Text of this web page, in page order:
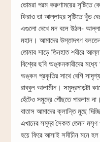
তোমরা পরম করুণাময়ের সৃষ্টিতে
ফিরাও তা আল্লাহর সৃষ্টিতে খুঁত
এগুলো দেখে মন বলে উঠল-
মহান। আমাদের উস্তাদগণ
তোমার সাড়ে তিনহাত শরীরে
বিশ্বের ছবি অঙ্কনকারীদের
অঙ্কন প্রকৃতির সাথে বেশি
রাব্বুল আলামীন। সমুদ্রপাড়টা
হেঁটেও সমুদ্রে পৌঁছতে পারলাম
বাতাস আমাদের ক্লান্তি মুছে
এখানের সমুদ্র সৈকত তেমন মসৃণ
হয়ে ফিরে আসাই সমীচীন মনে